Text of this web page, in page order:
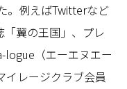
。例えばTwitterなど
「翼の王国」、プレ
logue（エーエヌエー
イレージクラブ会員